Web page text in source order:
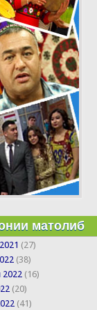
матолиб
(27)
(38)
(16)
(20)
(41)